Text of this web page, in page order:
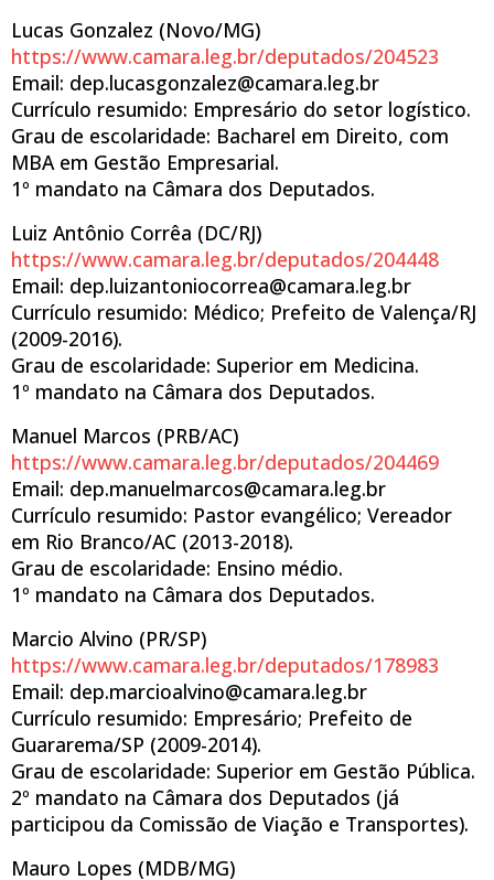
Lucas Gonzalez (Novo/MG)
https://www.camara.leg.br/deputados/204523
Email: dep.lucasgonzalez@camara.leg.br
Currículo resumido: Empresário do setor logístico.
Grau de escolaridade: Bacharel em Direito, com
MBA em Gestão Empresarial.
1º mandato na Câmara dos Deputados.
Luiz Antônio Corrêa (DC/RJ)
https://www.camara.leg.br/deputados/204448
Email: dep.luizantoniocorrea@camara.leg.br
Currículo resumido: Médico; Prefeito de Valença/RJ
(2009-2016).
Grau de escolaridade: Superior em Medicina.
1º mandato na Câmara dos Deputados.
Manuel Marcos (PRB/AC)
https://www.camara.leg.br/deputados/204469
Email: dep.manuelmarcos@camara.leg.br
Currículo resumido: Pastor evangélico; Vereador
em Rio Branco/AC (2013-2018).
Grau de escolaridade: Ensino médio.
1º mandato na Câmara dos Deputados.
Marcio Alvino (PR/SP)
https://www.camara.leg.br/deputados/178983
Email: dep.marcioalvino@camara.leg.br
Currículo resumido: Empresário; Prefeito de
Guararema/SP (2009-2014).
Grau de escolaridade: Superior em Gestão Pública.
2º mandato na Câmara dos Deputados (já
participou da Comissão de Viação e Transportes).
Mauro Lopes (MDB/MG)